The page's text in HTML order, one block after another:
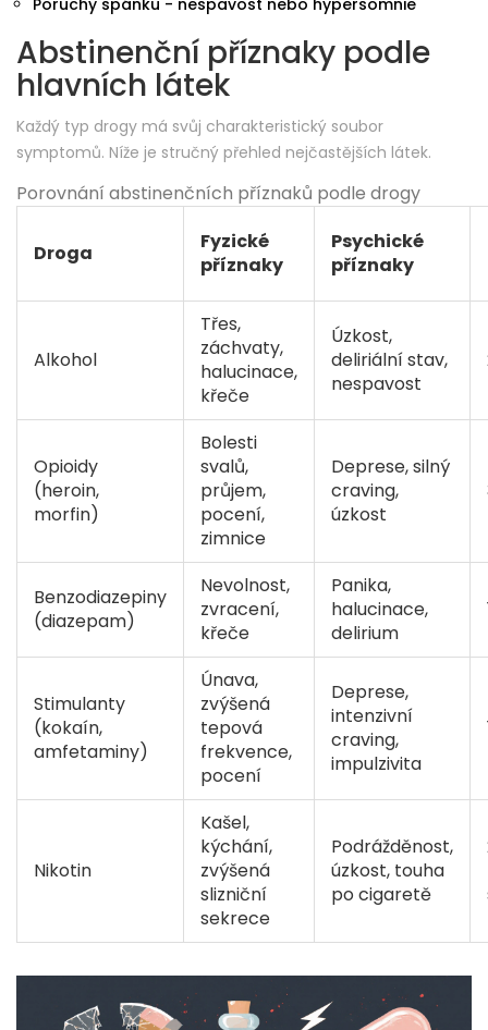
Poruchy spánku - nespavost nebo hypersomnie
Abstinenční příznaky podle
hlavních látek
Každý typ drogy má svůj charakteristický soubor
symptomů. Níže je stručný přehled nejčastějších látek.
Porovnání abstinenčních příznaků podle drogy
Droga
Fyzické
příznaky
Psychické
příznaky
Alkohol
Třes,
záchvaty,
halucinace,
křeče
Úzkost,
deliriální stav,
nespavost
Opioidy
(heroin,
morfin)
Bolesti
svalů,
průjem,
pocení,
zimnice
Deprese, silný
craving,
úzkost
Benzodiazepiny
(diazepam)
Nevolnost,
zvracení,
křeče
Panika,
halucinace,
delirium
Stimulanty
(kokaín,
amfetaminy)
Únava,
zvýšená
tepová
frekvence,
pocení
Deprese,
intenzivní
craving,
impulzivita
Nikotin
Kašel,
kýchání,
zvýšená
slizniční
sekrece
Podrážděnost,
úzkost, touha
po cigaretě